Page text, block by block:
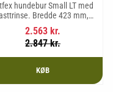
hundebur Small LT med
Bredde 423 mm,
500 mm, Dybde 670 mm
og vægt 12,9 kg.
2.563 kr.
2.847kr.
KØB